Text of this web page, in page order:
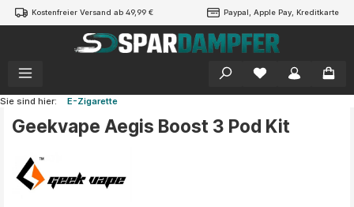
springen
Kostenfreier Versand ab 49,99 € Paypal, Apple Pay, Kreditkarte
Sie sind hier: E-Zigarette
Geekvape Aegis Boost 3 Pod Kit